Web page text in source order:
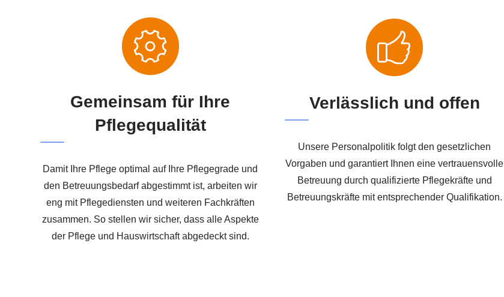
Gemeinsam für Ihre
Pflegequalität
Damit Ihre Pflege optimal auf Ihre Pflegegrade und
den Betreuungsbedarf abgestimmt ist, arbeiten wir
eng mit Pflegediensten und weiteren Fachkräften
zusammen. So stellen wir sicher, dass alle Aspekte
der Pflege und Hauswirtschaft abgedeckt sind.
Verlässlich und offen
Unsere Personalpolitik folgt den gesetzlichen
Vorgaben und garantiert Ihnen eine vertrauensvolle
Betreuung durch qualifizierte Pflegekräfte und
Betreuungskräfte mit entsprechender Qualifikation.